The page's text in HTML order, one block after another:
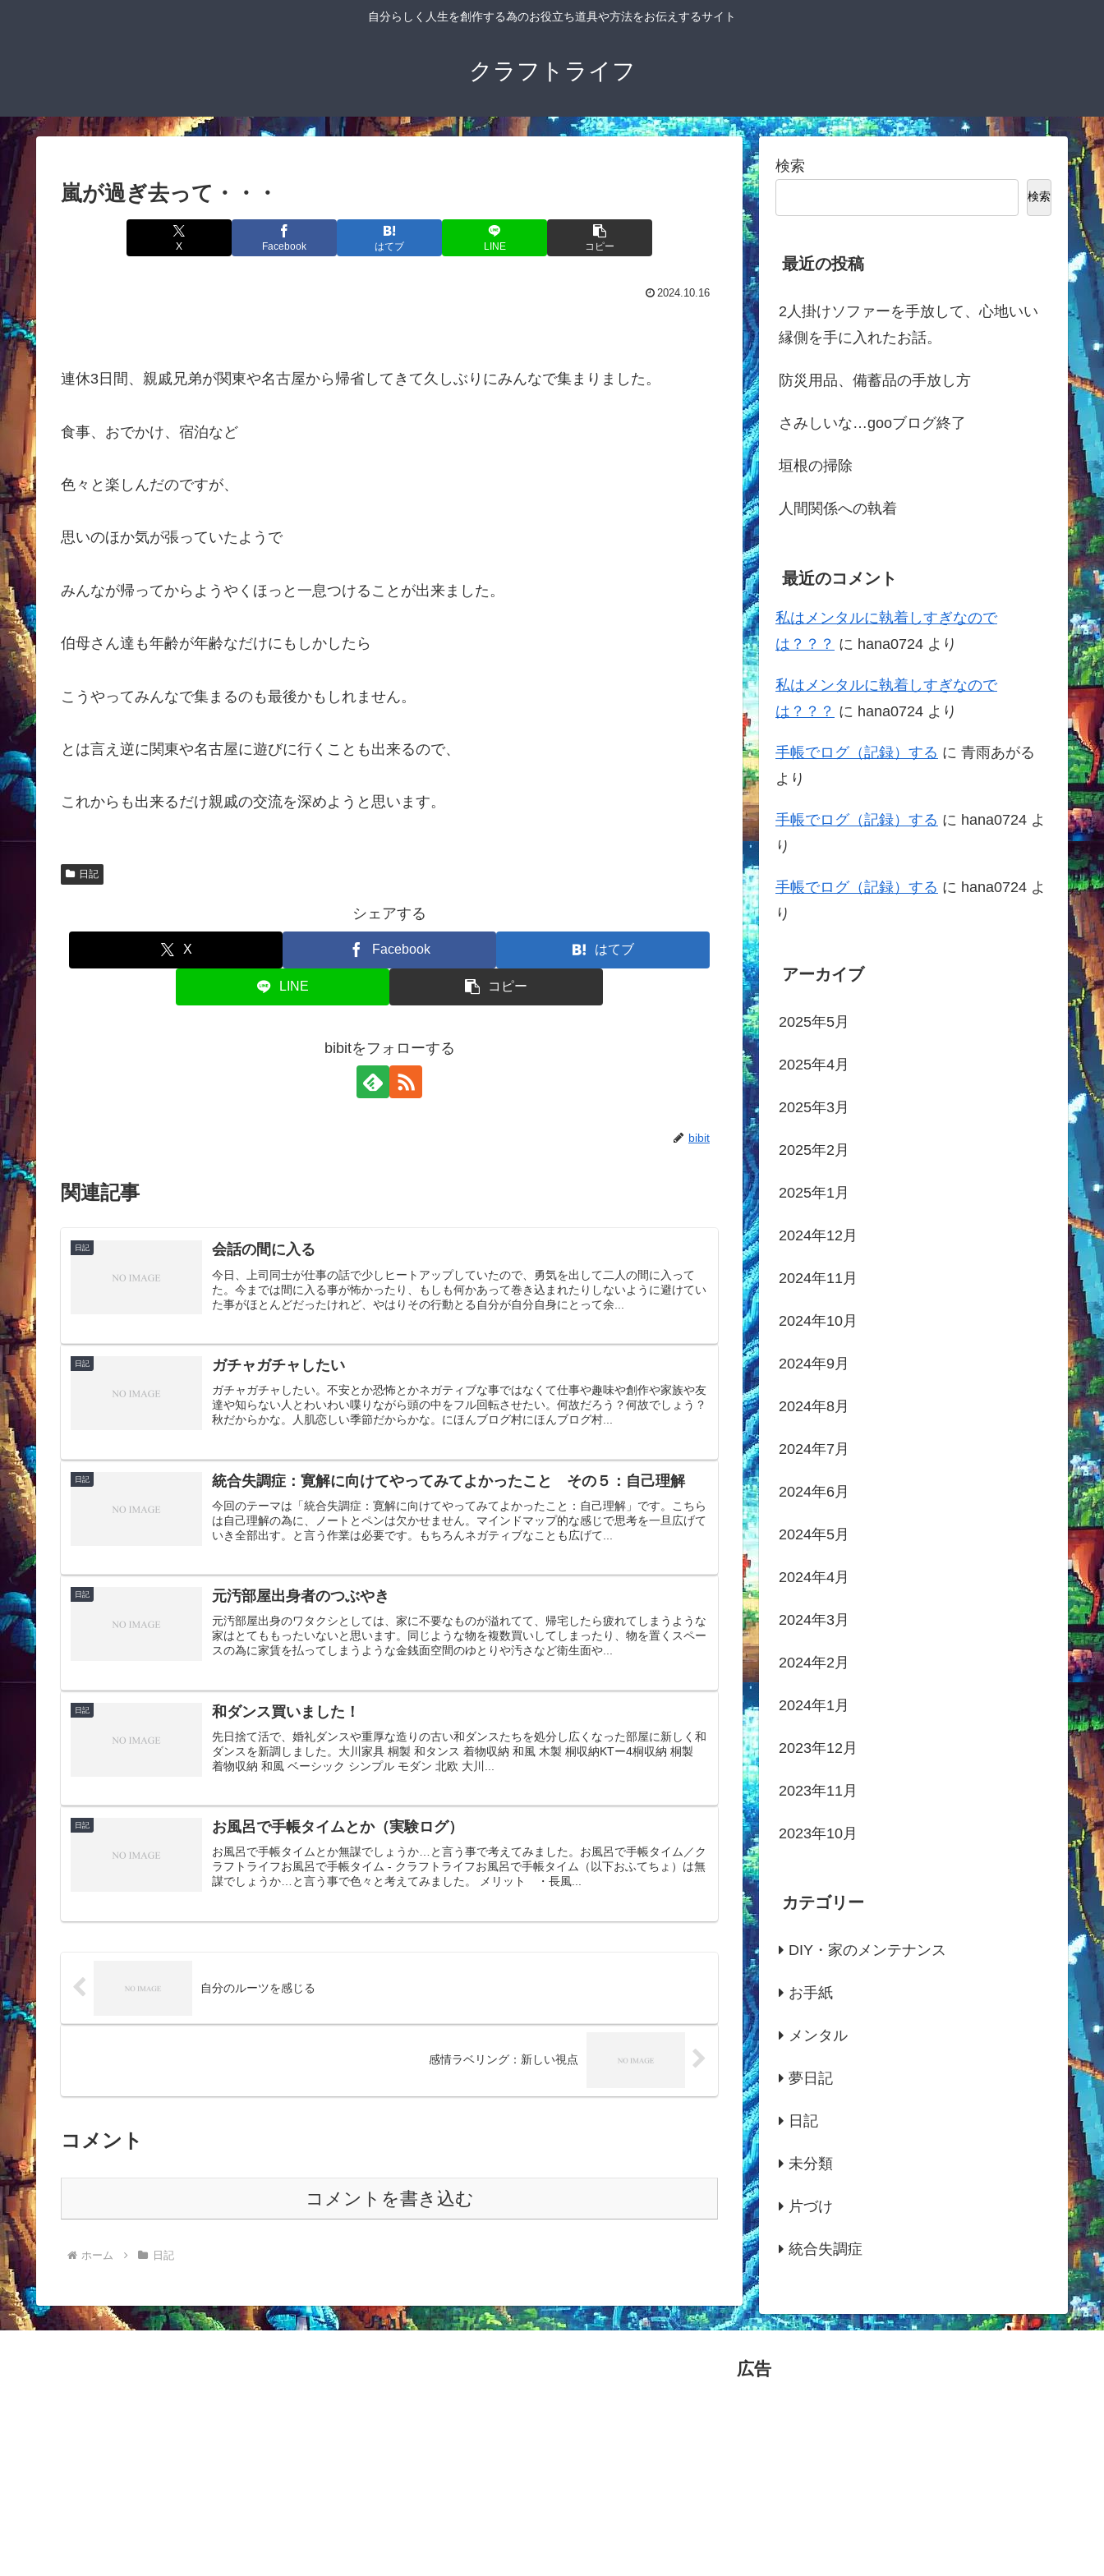
自分らしく人生を創作する為のお役立ち道具や方法をお伝えするサイト
クラフトライフ
嵐が過ぎ去って・・・
X Facebook はてブ LINE コピー
2024.10.16
連休3日間、親戚兄弟が関東や名古屋から帰省してきて久しぶりにみんなで集まりました。
食事、おでかけ、宿泊など
色々と楽しんだのですが、
思いのほか気が張っていたようで
みんなが帰ってからようやくほっと一息つけることが出来ました。
伯母さん達も年齢が年齢なだけにもしかしたら
こうやってみんなで集まるのも最後かもしれません。
とは言え逆に関東や名古屋に遊びに行くことも出来るので、
これからも出来るだけ親戚の交流を深めようと思います。
日記
シェアする
X Facebook はてブ
LINE コピー
bibitをフォローする
bibit
関連記事
日記 会話の間に入る
今日、上司同士が仕事の話で少しヒートアップしていたので、勇気を出して二人の間に入って
た。今までは間に入る事が怖かったり、もしも何かあって巻き込まれたりしないように避けてい
た事がほとんどだったけれど、やはりその行動とる自分が自分自身にとって余...
日記 ガチャガチャしたい
ガチャガチャしたい。不安とか恐怖とかネガティブな事ではなくて仕事や趣味や創作や家族や友
達や知らない人とわいわい喋りながら頭の中をフル回転させたい。何故だろう？何故でしょう？
秋だからかな。人肌恋しい季節だからかな。にほんブログ村にほんブログ村...
日記 統合失調症：寛解に向けてやってみてよかったこと その５：自己理解
今回のテーマは「統合失調症：寛解に向けてやってみてよかったこと：自己理解」です。こちら
は自己理解の為に、ノートとペンは欠かせません。マインドマップ的な感じで思考を一旦広げて
いき全部出す。と言う作業は必要です。もちろんネガティブなことも広げて...
日記 元汚部屋出身者のつぶやき
元汚部屋出身のワタクシとしては、家に不要なものが溢れてて、帰宅したら疲れてしまうような
家はとてももったいないと思います。同じような物を複数買いしてしまったり、物を置くスペー
スの為に家賃を払ってしまうような金銭面空間のゆとりや汚さなど衛生面や...
日記 和ダンス買いました！
先日捨て活で、婚礼ダンスや重厚な造りの古い和ダンスたちを処分し広くなった部屋に新しく和
ダンスを新調しました。大川家具 桐製 和タンス 着物収納 和風 木製 桐収納KTー4桐収納 桐製
着物収納 和風 ベーシック シンプル モダン 北欧 大川...
日記 お風呂で手帳タイムとか（実験ログ）
お風呂で手帳タイムとか無謀でしょうか…と言う事で考えてみました。お風呂で手帳タイム／ク
ラフトライフお風呂で手帳タイム - クラフトライフお風呂で手帳タイム（以下おふてちょ）は無
謀でしょうか…と言う事で色々と考えてみました。 メリット ・長風...
自分のルーツを感じる
感情ラベリング：新しい視点
コメント
コメントを書き込む
ホーム 日記
検索
検索
最近の投稿
2人掛けソファーを手放して、心地いい
縁側を手に入れたお話。
防災用品、備蓄品の手放し方
さみしいな…gooブログ終了
垣根の掃除
人間関係への執着
最近のコメント
私はメンタルに執着しすぎなので
は？？？ に hana0724 より
私はメンタルに執着しすぎなので
は？？？ に hana0724 より
手帳でログ（記録）する に 青雨あがる
より
手帳でログ（記録）する に hana0724 よ
り
手帳でログ（記録）する に hana0724 よ
り
アーカイブ
2025年5月
2025年4月
2025年3月
2025年2月
2025年1月
2024年12月
2024年11月
2024年10月
2024年9月
2024年8月
2024年7月
2024年6月
2024年5月
2024年4月
2024年3月
2024年2月
2024年1月
2023年12月
2023年11月
2023年10月
カテゴリー
DIY・家のメンテナンス
お手紙
メンタル
夢日記
日記
未分類
片づけ
統合失調症
広告